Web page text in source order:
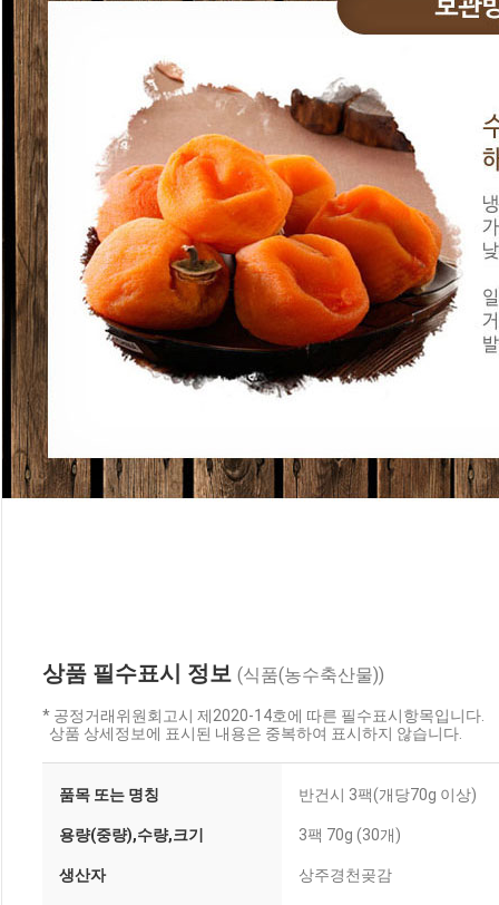
상품 필수표시 정보 (식품(농수축산물))
* 공정거래위원회고시 제2020-14호에 따른 필수표시항목입니다.
상품 상세정보에 표시된 내용은 중복하여 표시하지 않습니다.
품목 또는 명칭 반건시 3팩(개당70g 이상)
용량(중량),수량,크기 3팩 70g (30개)
생산자 상주경천곶감